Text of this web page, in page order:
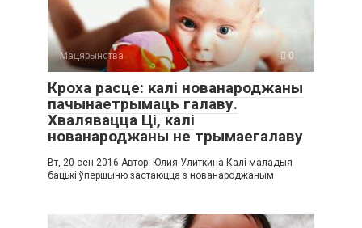
Мацярынства 0
Кроха расце: калі нованароджаны
пачынаетрымаць галаву.
Хвалявацца Ці, калі
нованароджаны не трымаегалаву
Вт, 20 сен 2016 Автор: Юлия Улиткина Калі маладыя
бацькі ўпершыню застаюцца з нованароджаным